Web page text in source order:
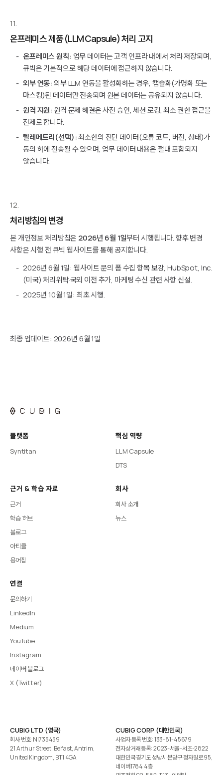
11.
온프레미스 제품 (LLM Capsule) 처리 고지
온프레미스 원칙: 업무 데이터는 고객 인프라 내에서 처리·저장되며,
큐빅은 기본적으로 해당 데이터에 접근하지 않습니다.
외부 연동:외부 LLM 연동을 활성화하는 경우, 캡슐화(가명화 또는
마스킹)된 데이터만 전송되며 원본 데이터는 공유되지 않습니다.
원격 지원: 원격 문제 해결은 사전 승인, 세션 로깅, 최소 권한 접근을
전제로 합니다.
텔레메트리(선택):최소한의 진단 데이터(오류 코드, 버전, 상태)가
동의 하에 전송될 수 있으며, 업무 데이터 내용은 절대 포함되지
않습니다.
12.
처리방침의 변경
본 개인정보 처리방침은 2026년 6월 1일부터 시행됩니다. 향후 변경
사항은 시행 전 큐빅 웹사이트를 통해 공지합니다.
2026년 6월 1일: 웹사이트 문의 폼 수집 항목 보강, HubSpot, Inc.
(미국) 처리위탁·국외 이전 추가, 마케팅 수신 관련 사항 신설.
2025년 10월 1일: 최초 시행.
최종 업데이트: 2026년 6월 1일
플랫폼
Syntitan
핵심 역량
LLM Capsule
DTS
근거 & 학습 자료
근거
학습 허브
블로그
아티클
용어집
회사
회사 소개
뉴스
연결
문의하기
LinkedIn
Medium
YouTube
Instagram
네이버 블로그
X (Twitter)
CUBIG LTD (영국)
회사 번호: NI735459
21 Arthur Street, Belfast, Antrim,
United Kingdom, BT1 4GA
CUBIG CORP (대한민국)
사업자 등록 번호: 133-81-45679
전자상거래 등록: 2023-서울-서초-2822
대한민국 경기도 성남시 분당구 정자일로 95,
네이버1784 4층